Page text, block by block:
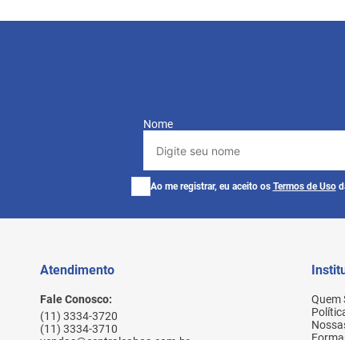
Nome
Ao me registrar, eu aceito os Termos de Uso
Atendimento
Fale Conosco:
(11) 3334-3720
(11) 3334-3710
Quem